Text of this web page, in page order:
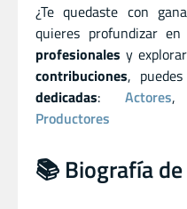
¿Te quedaste con
quieres profundizar
profesionales y
contribuciones,
dedicadas:Actores
Productores
📚 Biografía